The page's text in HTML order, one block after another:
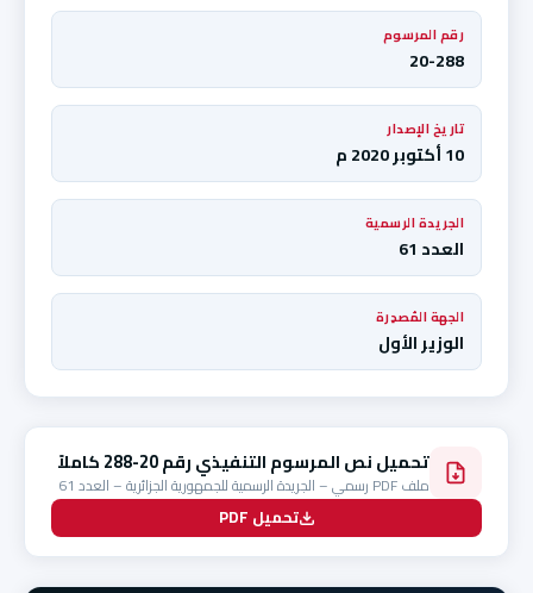
رقم المرسوم
20-288
تاريخ الإصدار
10 أكتوبر 2020 م
الجريدة الرسمية
العدد 61
الجهة المُصدِرة
الوزير الأول
تحميل نص المرسوم التنفيذي رقم 20-288 كاملاً
ملف PDF رسمي – الجريدة الرسمية للجمهورية الجزائرية – العدد 61
تحميل PDF